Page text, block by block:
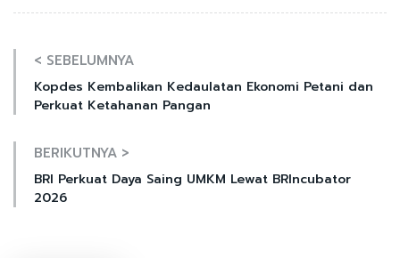
< SEBELUMNYA
Kopdes Kembalikan Kedaulatan Ekonomi Petani dan
Perkuat Ketahanan Pangan
BERIKUTNYA >
BRI Perkuat Daya Saing UMKM Lewat BRIncubator
2026